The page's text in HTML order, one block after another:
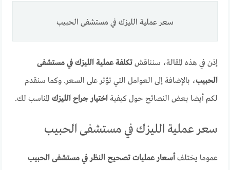
سعر عملية الليزك في مستشفى الحبيب
إذن في هذه المقالة، سنناقشتكلفة عملية الليزك في مستشفى
الحبيب، بالإضافة إلى العوامل التي تؤثر على السعر. وكما سنقدم
لكم أيضا بعض النصائح حول كيفيةاختيار جراح الليزك المناسب لك.
سعر عملية الليزك في مستشفى الحبيب
عموما يختلفأسعار عمليات تصحيح النظر في مستشفى الحبيب